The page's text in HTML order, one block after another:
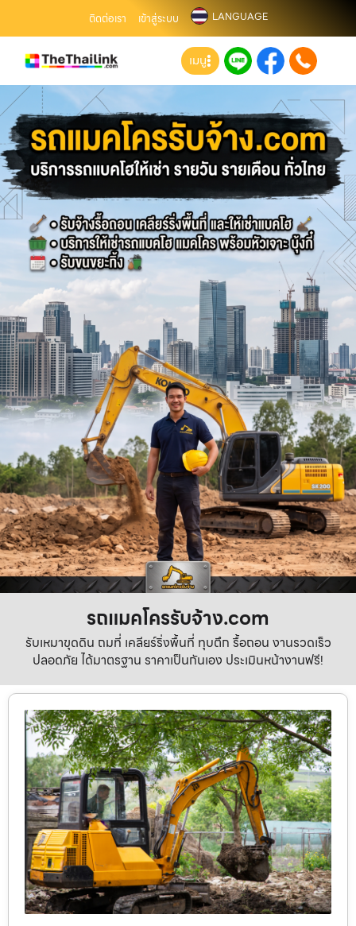
ติดต่อเรา เข้าสู่ระบบ LANGUAGE
เมนู
รถแมคโครรับจ้าง.com
รับเหมาขุดดิน ถมที่ เคลียร์ริ่งพื้นที่ ทุบตึก รื้อถอน งานรวดเร็ว
ปลอดภัย ได้มาตรฐาน ราคาเป็นกันเอง ประเมินหน้างานฟรี!